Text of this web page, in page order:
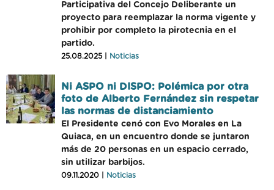
Participativa del Concejo Deliberante un
proyecto para reemplazar la norma vigente y
prohibir por completo la pirotecnia en el
partido.
25.08.2025 | Noticias
Ni ASPO ni DISPO: Polémica por otra
foto de Alberto Fernández sin respetar
las normas de distanciamiento
El Presidente cenó con Evo Morales en La
Quiaca, en un encuentro donde se juntaron
más de 20 personas en un espacio cerrado,
sin utilizar barbijos.
09.11.2020 | Noticias